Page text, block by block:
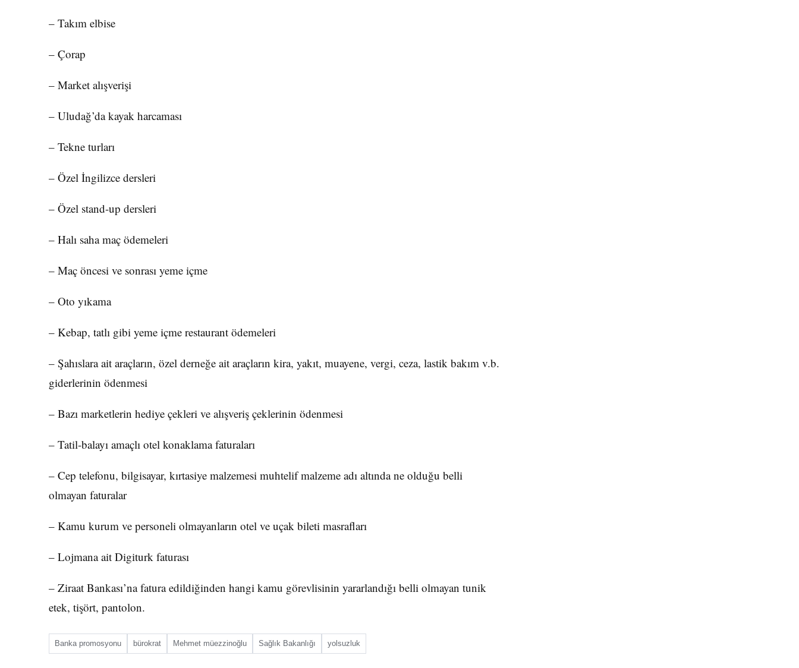
– Takım elbise
– Çorap
– Market alışverişi
– Uludağ’da kayak harcaması
– Tekne turları
– Özel İngilizce dersleri
– Özel stand-up dersleri
– Halı saha maç ödemeleri
– Maç öncesi ve sonrası yeme içme
– Oto yıkama
– Kebap, tatlı gibi yeme içme restaurant ödemeleri
– Şahıslara ait araçların, özel derneğe ait araçların kira, yakıt, muayene, vergi, ceza, lastik bakım v.b.
giderlerinin ödenmesi
– Bazı marketlerin hediye çekleri ve alışveriş çeklerinin ödenmesi
– Tatil-balayı amaçlı otel konaklama faturaları
– Cep telefonu, bilgisayar, kırtasiye malzemesi muhtelif malzeme adı altında ne olduğu belli
olmayan faturalar
– Kamu kurum ve personeli olmayanların otel ve uçak bileti masrafları
– Lojmana ait Digiturk faturası
– Ziraat Bankası’na fatura edildiğinden hangi kamu görevlisinin yararlandığı belli olmayan tunik
etek, tişört, pantolon.
Banka promosyonu bürokrat Mehmet müezzinoğlu Sağlık Bakanlığı yolsuzluk